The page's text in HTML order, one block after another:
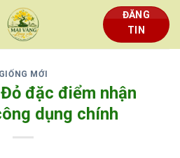
ĐĂNG
TIN
GIỐNG MỚI
đặc điểm nhận
dụng chính